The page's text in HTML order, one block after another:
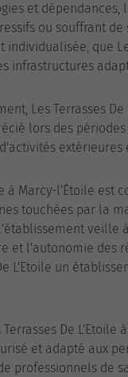
et
ou souffrant
que
infrastructures
Les Terrasses
lors des
à Marcy-l'Étoile
touchées par la
veille
et l'autonomie des
L'Etoile un
Terrasses De
et adapté aux
professionnels de